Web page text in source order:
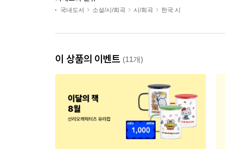
국내도서 소설/시/희곡 시/희곡 한국 시
이 상품의 이벤트 (11개)